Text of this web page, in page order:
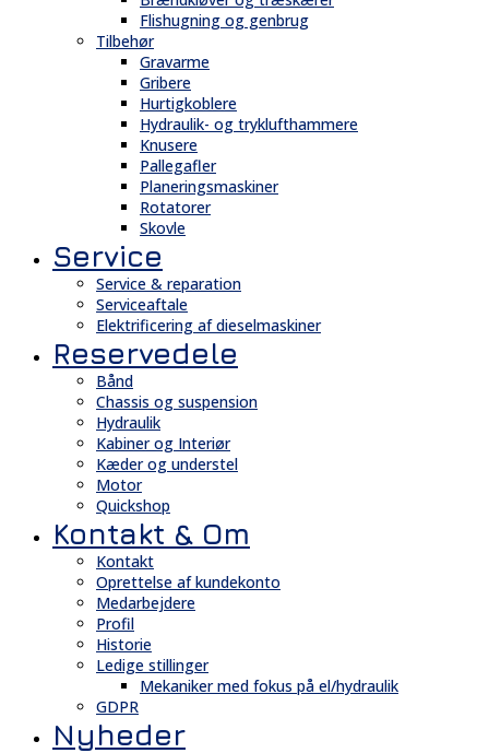
Flishugning og genbrug
Tilbehør
Gravarme
Gribere
Hurtigkoblere
Hydraulik- og tryklufthammere
Knusere
Pallegafler
Planeringsmaskiner
Rotatorer
Skovle
Service
Service & reparation
Serviceaftale
Elektrificering af dieselmaskiner
Reservedele
Bånd
Chassis og suspension
Hydraulik
Kabiner og Interiør
Kæder og understel
Motor
Quickshop
Kontakt & Om
Kontakt
Oprettelse af kundekonto
Medarbejdere
Profil
Historie
Ledige stillinger
Mekaniker med fokus på el/hydraulik
GDPR
Nyheder